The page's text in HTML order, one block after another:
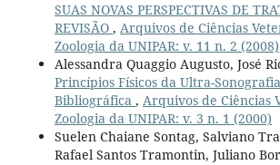
SUAS NOVAS PERSPECTIVAS DE
REVISÃO , Arquivos de Ciências
Zoologia da UNIPAR: v. 11 n. 2 (2008)
Alessandra Quaggio Augusto, José
Princípios Físicos da Ultra-
Bibliográfica , Arquivos de Ciências
Zoologia da UNIPAR: v. 3 n. 1 (2000)
Suelen Chaiane Sontag, Salviano
Rafael Santos Tramontin, Juliano